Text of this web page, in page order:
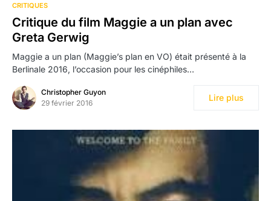
CRITIQUES
Critique du film Maggie a un plan avec
Greta Gerwig
Maggie a un plan (Maggie’s plan en VO) était présenté à la
Berlinale 2016, l’occasion pour les cinéphiles…
Christopher Guyon
29 février 2016
Lire plus